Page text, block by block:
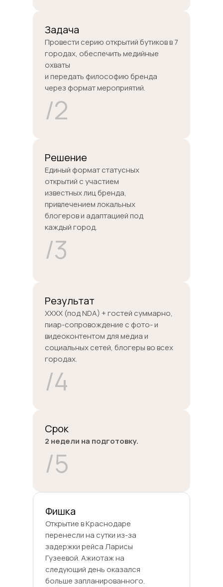
Задача
Провести серию открытий бутиков в 7
городах, обеспечить медийные
охваты
и передать философию бренда
через формат мероприятий.
/2
Решение
Единый формат статусных
открытий с участием
известных лиц бренда,
привлечением локальных
блогеров и адаптацией под
каждый город.
/3
Результат
XXXX (под NDA) + гостей суммарно,
пиар-сопровождение с фото- и
видеоконтентом для медиа и
социальных сетей, блогеры во всех
городах.
/4
Срок
2 недели на подготовку.
/5
Фишка
Открытие в Краснодаре
перенесли на сутки из-за
задержки рейса Ларисы
Гузеевой. Ажиотаж на
следующий день оказался
больше запланированного.